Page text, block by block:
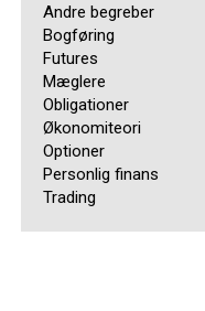
Andre begreber
Bogføring
Futures
Mæglere
Obligationer
Økonomiteori
Optioner
Personlig finans
Trading